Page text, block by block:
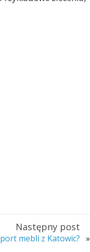
Następny post
mebli z Katowic? »